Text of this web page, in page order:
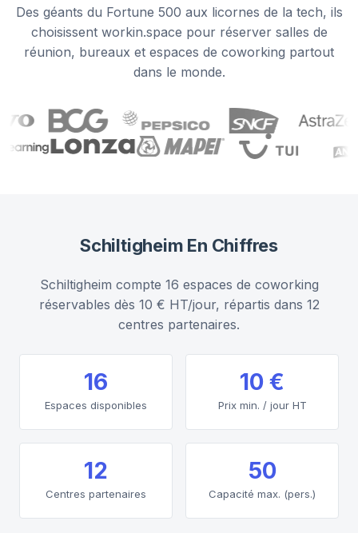
Des géants du Fortune 500 aux licornes de la tech, ils
choisissent workin.space pour réserver salles de
réunion, bureaux et espaces de coworking partout
dans le monde.
Schiltigheim En Chiffres
Schiltigheim compte 16 espaces de coworking
réservables dès 10 € HT/jour, répartis dans 12
centres partenaires.
16
Espaces disponibles
10 €
Prix min. / jour HT
12
Centres partenaires
50
Capacité max. (pers.)